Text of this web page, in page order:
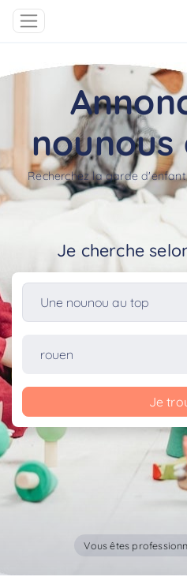
nounous
Recherchez la garde
Je cherche
Je
Vous êtes